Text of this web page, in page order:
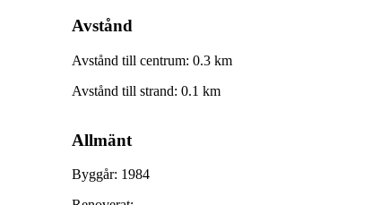
Avstånd
Avstånd till centrum: 0.3 km
Avstånd till strand: 0.1 km
Allmänt
Byggår: 1984